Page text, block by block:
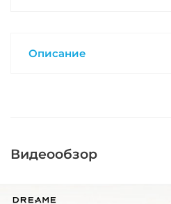
Описание
Видеообзор